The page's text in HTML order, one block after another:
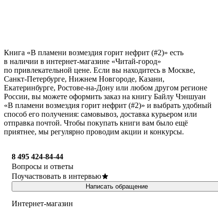
Книга «В пламени возмездия горит нефрит (#2)» есть
в наличии в интернет-магазине «Читай-город»
по привлекательной цене. Если вы находитесь в Москве,
Санкт-Петербурге, Нижнем Новгороде, Казани,
Екатеринбурге, Ростове-на-Дону или любом другом регионе
России, вы можете оформить заказ на книгу Байлу Чэншуан
«В пламени возмездия горит нефрит (#2)» и выбрать удобный
способ его получения: самовывоз, доставка курьером или
отправка почтой. Чтобы покупать книги вам было ещё
приятнее, мы регулярно проводим акции и конкурсы.
8 495 424-84-44
Вопросы и ответы
Поучаствовать в интервью
Написать обращение
Интернет-магазин